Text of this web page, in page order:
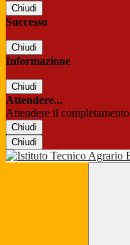
Chiudi
Successo
Chiudi
Informazione
Chiudi
Attendere...
Attendere il
Chiudi
Chiudi